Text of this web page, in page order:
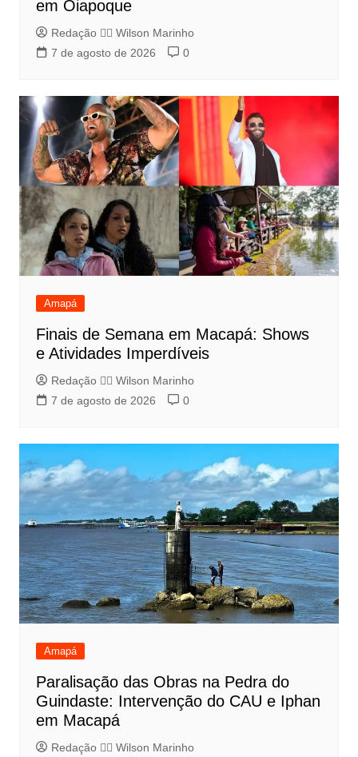
em Oiapoque
Redação 👨‍⚖️​ Wilson Marinho
7 de agosto de 2026
0
Amapá
Finais de Semana em Macapá: Shows
e Atividades Imperdíveis
Redação 👨‍⚖️​ Wilson Marinho
7 de agosto de 2026
0
Amapá
Paralisação das Obras na Pedra do
Guindaste: Intervenção do CAU e Iphan
em Macapá
Redação 👨‍⚖️​ Wilson Marinho